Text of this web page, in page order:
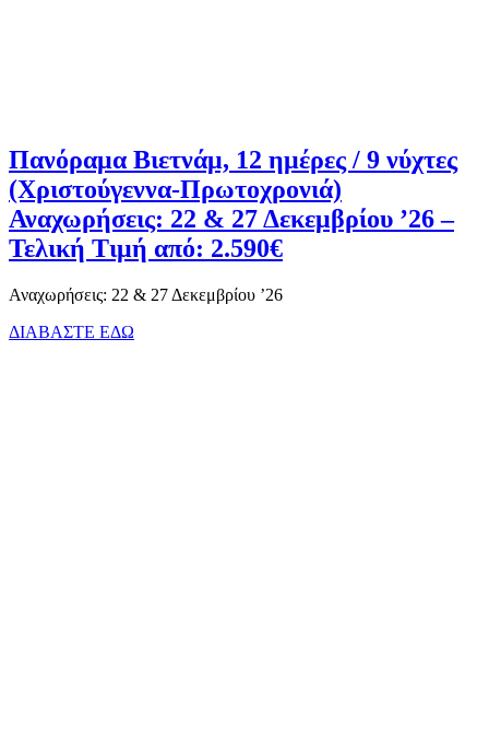
Πανόραμα Βιετνάμ, 12 ημέρες / 9 νύχτες
(Χριστούγεννα-Πρωτοχρονιά)
Αναχωρήσεις: 22 & 27 Δεκεμβρίου ’26 –
Τελική Τιμή από: 2.590€
Αναχωρήσεις: 22 & 27 Δεκεμβρίου ’26
ΔΙΑΒΑΣΤΕ ΕΔΩ